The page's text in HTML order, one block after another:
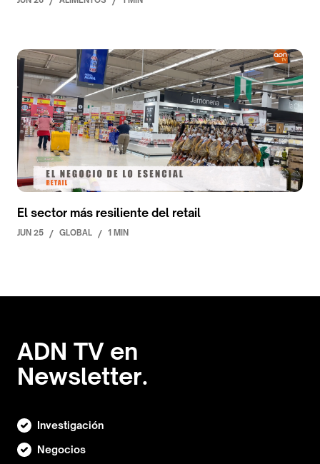
El sector más resiliente del retail
JUN 25 / GLOBAL / 1 MIN
ADN TV en
Newsletter.
Investigación
Negocios